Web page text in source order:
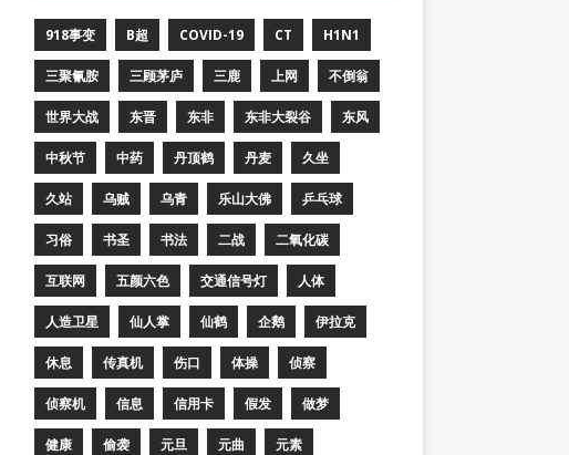
918事变 B超 COVID-19 CT H1N1
三聚氰胺 三顾茅庐 三鹿 上网 不倒翁
世界大战 东晋 东非 东非大裂谷 东风
中秋节 中药 丹顶鹤 丹麦 久坐
久站 乌贼 乌青 乐山大佛 乒乓球
习俗 书圣 书法 二战 二氧化碳
互联网 五颜六色 交通信号灯 人体
人造卫星 仙人掌 仙鹤 企鹅 伊拉克
休息 传真机 伤口 体操 侦察
侦察机 信息 信用卡 假发 做梦
健康 偷袭 元旦 元曲 元素